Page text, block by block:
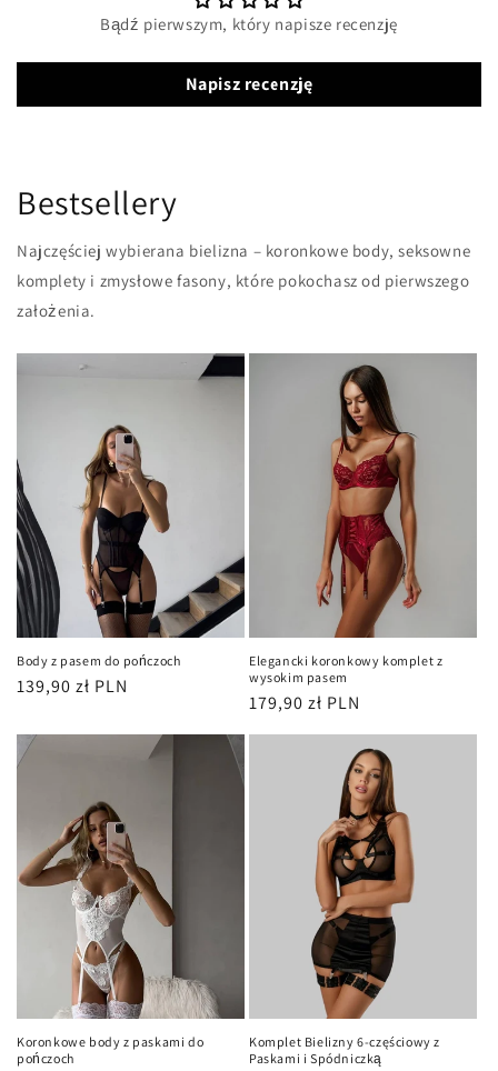
Bądź pierwszym, który napisze recenzję
Napisz recenzję
Bestsellery
Najczęściej wybierana bielizna – koronkowe body, seksowne
komplety i zmysłowe fasony, które pokochasz od pierwszego
założenia.
Body z pasem do pończoch
Cena
139,90 zł PLN
Elegancki koronkowy komplet z
wysokim pasem
Cena
179,90 zł PLN
Koronkowe body z paskami do
pończoch
Komplet Bielizny 6-częściowy z
Paskami i Spódniczką